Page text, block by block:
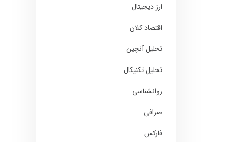
ارز دیجیتال
اقتصاد کلان
تحلیل آنچین
تحلیل تکنیکال
روانشناسی
صرافی
فارکس